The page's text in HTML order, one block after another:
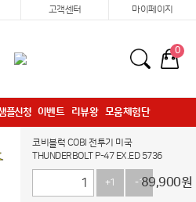
고객센터 마이페이지
0
플신청 이벤트 리뷰왕 모움체험단
코비블럭 COBI 전투기 미국
THUNDERBOLT P-47 EX.ED 5736
+1 -189,900원